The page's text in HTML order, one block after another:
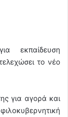
εκπαίδευση
το νέο
για αγορά και